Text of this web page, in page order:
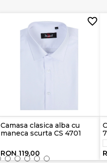
Camasa clasica alba cu
maneca scurta CS 4701
RON 119,00